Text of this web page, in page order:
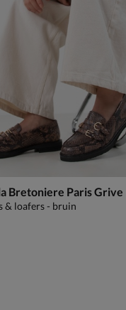
Bretoniere Paris Grive
& loafers - bruin